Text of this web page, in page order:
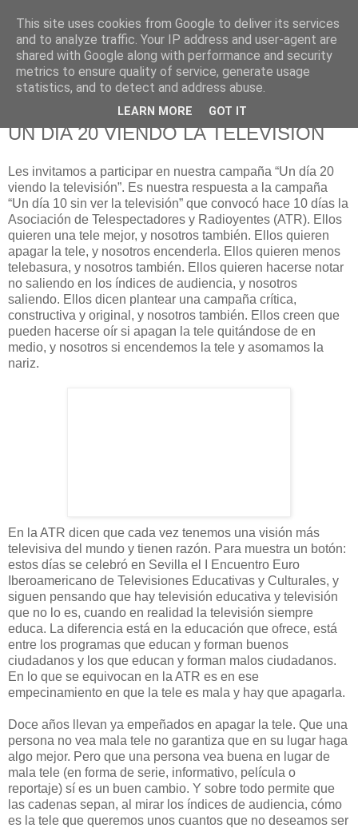
625 RANAS
LA TELEVISIÓN DESDE EL PUNTO DE VISTA BATRACIO
UN DÍA 20 VIENDO LA TELEVISIÓN
Les invitamos a participar en nuestra campaña “Un día 20
viendo la televisión”. Es nuestra respuesta a la campaña
“Un día 10 sin ver la televisión” que convocó hace 10 días la
Asociación de Telespectadores y Radioyentes (ATR). Ellos
quieren una tele mejor, y nosotros también. Ellos quieren
apagar la tele, y nosotros encenderla. Ellos quieren menos
telebasura, y nosotros también. Ellos quieren hacerse notar
no saliendo en los índices de audiencia, y nosotros
saliendo. Ellos dicen plantear una campaña crítica,
constructiva y original, y nosotros también. Ellos creen que
pueden hacerse oír si apagan la tele quitándose de en
medio, y nosotros si encendemos la tele y asomamos la
nariz.
En la ATR dicen que cada vez tenemos una visión más
televisiva del mundo y tienen razón. Para muestra un botón:
estos días se celebró en Sevilla el I Encuentro Euro
Iberoamericano de Televisiones Educativas y Culturales, y
siguen pensando que hay televisión educativa y televisión
que no lo es, cuando en realidad la televisión siempre
educa. La diferencia está en la educación que ofrece, está
entre los programas que educan y forman buenos
ciudadanos y los que educan y forman malos ciudadanos.
En lo que se equivocan en la ATR es en ese
empecinamiento en que la tele es mala y hay que apagarla.
Doce años llevan ya empeñados en apagar la tele. Que una
persona no vea mala tele no garantiza que en su lugar haga
algo mejor. Pero que una persona vea buena en lugar de
mala tele (en forma de serie, informativo, película o
reportaje) sí es un buen cambio. Y sobre todo permite que
las cadenas sepan, al mirar los índices de audiencia, cómo
es la tele que queremos unos cuantos que no deseamos ser
This site uses cookies from Google to deliver its services
and to analyze traffic. Your IP address and user-agent are
shared with Google along with performance and security
metrics to ensure quality of service, generate usage
statistics, and to detect and address abuse.
LEARN MORE GOT IT